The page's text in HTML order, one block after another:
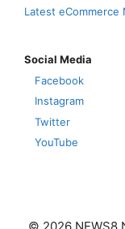
Latest eCommerce
Social Media
Facebook
Instagram
Twitter
YouTube